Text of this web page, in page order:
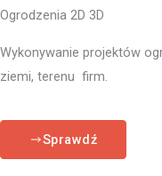
Ogrodzenia 2D 3D
Wykonywanie projektów
ziemi, terenu firm.
Sprawdź